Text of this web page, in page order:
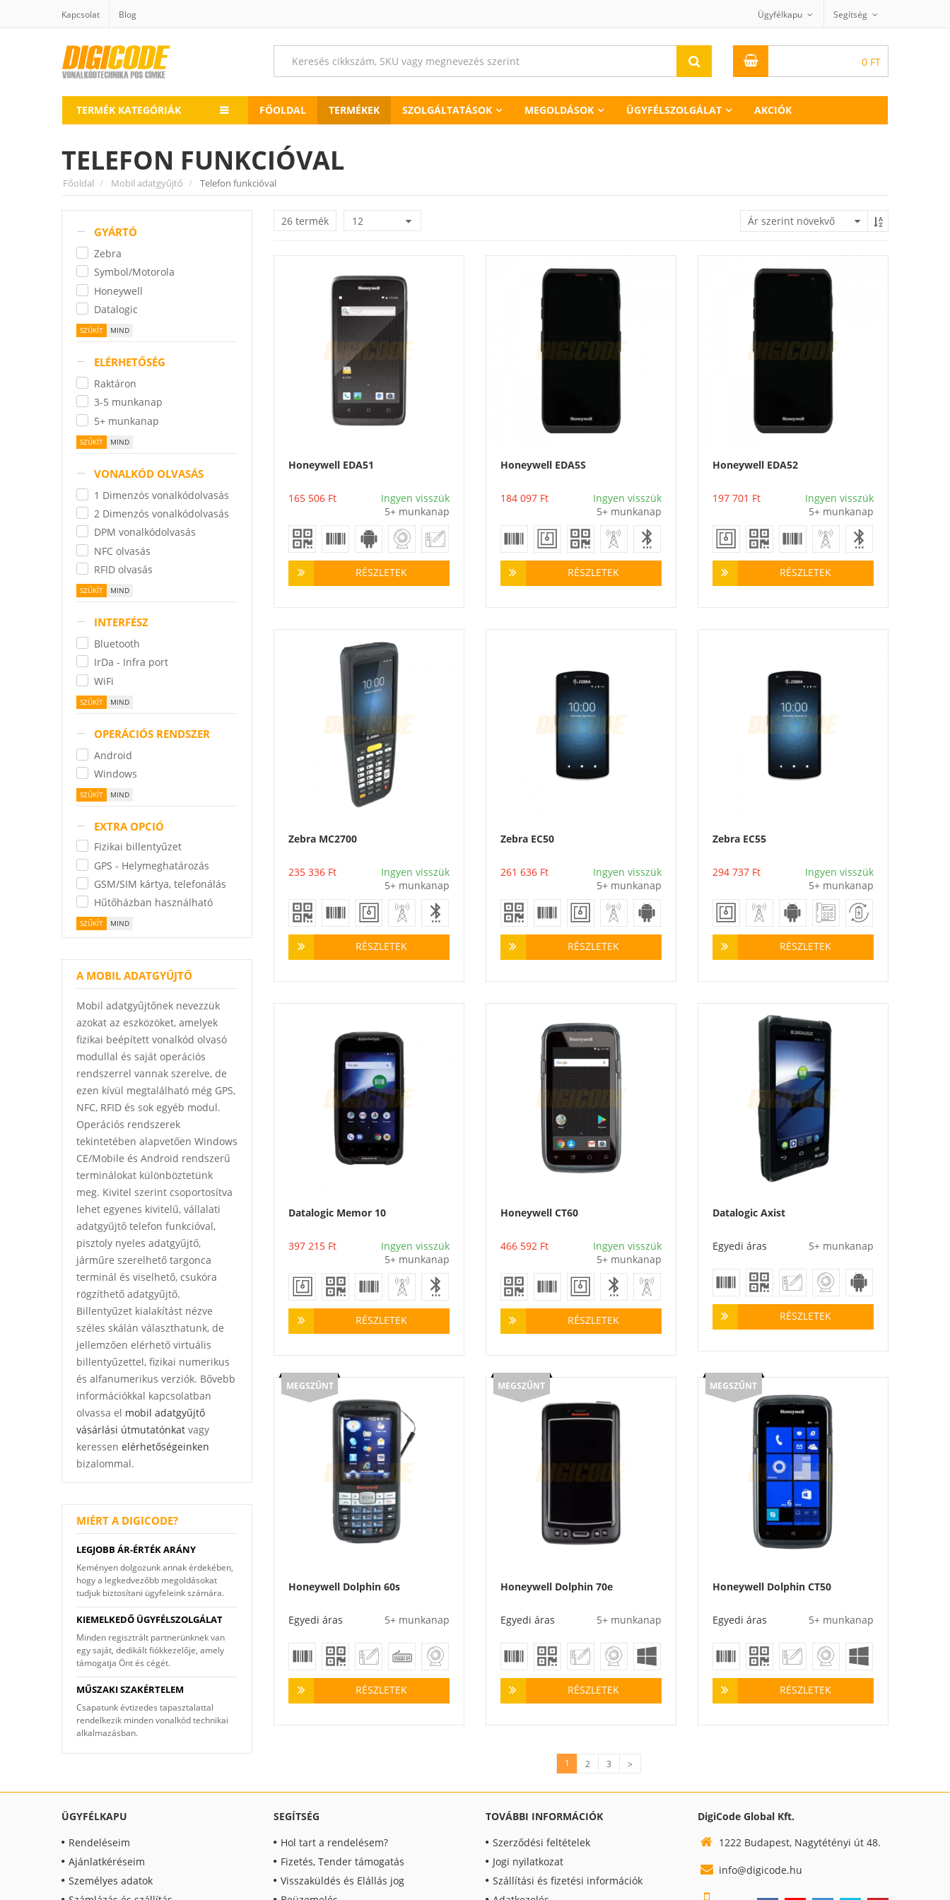
Kapcsolat Blog Ügyfélkapu Segítség
0 FT
TERMÉK KATEGÓRIÁK FŐOLDAL TERMÉKEK SZOLGÁLTATÁSOK MEGOLDÁSOK ÜGYFÉLSZOLGÁLAT AKCIÓK
TELEFON FUNKCIÓVAL
Főoldal Mobil adatgyűjtő Telefon funkcióval
GYÁRTÓ
Zebra
Symbol/Motorola
Honeywell
Datalogic
ELÉRHETŐSÉG
Raktáron
3-5 munkanap
5+ munkanap
VONALKÓD OLVASÁS
1 Dimenzós vonalkódolvasás
2 Dimenzós vonalkódolvasás
DPM vonalkódolvasás
NFC olvasás
RFID olvasás
INTERFÉSZ
Bluetooth
IrDa - Infra port
WiFi
OPERÁCIÓS RENDSZER
Android
Windows
EXTRA OPCIÓ
Fizikai billentyűzet
GPS - Helymeghatározás
GSM/SIM kártya, telefonálás
Hűtőházban használható
A MOBIL ADATGYŰJTŐ
Mobil adatgyűjtőnek nevezzük
azokat az eszközöket, amelyek
fizikai beépített vonalkód olvasó
modullal és saját operációs
rendszerrel vannak szerelve, de
ezen kívül megtalálható még GPS,
NFC, RFID és sok egyéb modul.
Operációs rendszerek
tekintetében alapvetően Windows
CE/Mobile és Android rendszerű
terminálokat különböztetünk
meg. Kivitel szerint csoportosítva
lehet egyenes kivitelű, vállalati
adatgyűjtő telefon funkcióval,
pisztoly nyeles adatgyűjtő,
járműre szerelhető targonca
terminál és viselhető, csukóra
rögzíthető adatgyűjtő.
Billentyűzet kialakítást nézve
széles skálán választhatunk, de
jellemzően elérhető virtuális
billentyűzettel, fizikai numerikus
és alfanumerikus verziók. Bővebb
információkkal kapcsolatban
olvassa el mobil adatgyűjtő
vásárlási útmutatónkat vagy
keressen elérhetőségeinken
bizalommal.
MIÉRT A DIGICODE?
LEGJOBB ÁR-ÉRTÉK ARÁNY
Keményen dolgozunk annak érdekében,
hogy a legkedvezőbb megoldásokat
tudjuk biztosítani ügyfeleink számára.
KIEMELKEDŐ ÜGYFÉLSZOLGÁLAT
Minden regisztrált partnerünknek van
egy saját, dedikált fiókkezelője, amely
támogatja Önt és cégét.
MŰSZAKI SZAKÉRTELEM
Csapatunk évtizedes tapasztalattal
rendelkezik minden vonalkód technikai
alkalmazásban.
26 termék 12
Honeywell EDA51
165 506 Ft
Ingyen visszük
5+ munkanap
RÉSZLETEK
Honeywell EDA5S
184 097 Ft
Ingyen visszük
5+ munkanap
RÉSZLETEK
Honeywell EDA52
197 701 Ft
Ingyen visszük
5+ munkanap
RÉSZLETEK
Zebra MC2700
235 336 Ft
Ingyen visszük
5+ munkanap
RÉSZLETEK
Zebra EC50
261 636 Ft
Ingyen visszük
5+ munkanap
RÉSZLETEK
Zebra EC55
294 737 Ft
Ingyen visszük
5+ munkanap
RÉSZLETEK
Datalogic Memor 10
397 215 Ft
Ingyen visszük
5+ munkanap
RÉSZLETEK
Honeywell CT60
466 592 Ft
Ingyen visszük
5+ munkanap
RÉSZLETEK
Datalogic Axist
Egyedi áras 5+ munkanap
RÉSZLETEK
MEGSZŰNT
Honeywell Dolphin 60s
Egyedi áras 5+ munkanap
RÉSZLETEK
MEGSZŰNT
Honeywell Dolphin 70e
Egyedi áras 5+ munkanap
RÉSZLETEK
MEGSZŰNT
Honeywell Dolphin CT50
Egyedi áras 5+ munkanap
RÉSZLETEK
1 2 3 >
ÜGYFÉLKAPU
Rendeléseim
Ajánlatkéréseim
Személyes adatok
SEGÍTSÉG
Hol tart a rendelésem?
Fizetés, Tender támogatás
Visszaküldés és Elállás jog
TOVÁBBI INFORMÁCIÓK
Szerződési feltételek
Jogi nyilatkozat
Szállítási és fizetési információk
DigiCode Global Kft.
1222 Budapest, Nagytétényi út 48.
info@digicode.hu